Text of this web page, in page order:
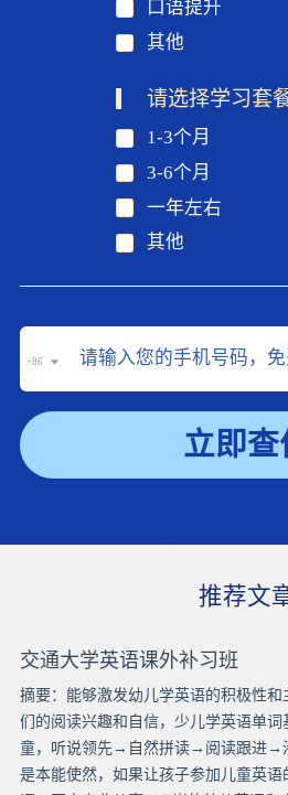
口语提升
其他
请选择学习套
1-3个月
3-6个月
一年左右
其他
+86
立即查
推荐文
交通大学英语课外补习班
摘要：能够激发幼儿学英语的积极性
们的阅读兴趣和自信，少儿学英语单词
童，听说领先→自然拼读→阅读跟进→
是本能使然，如果让孩子参加儿童英